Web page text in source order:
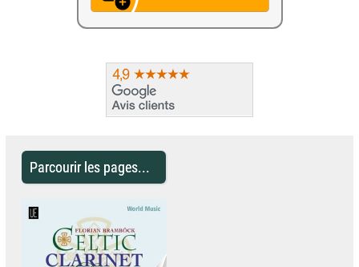
Parcourir les pages...